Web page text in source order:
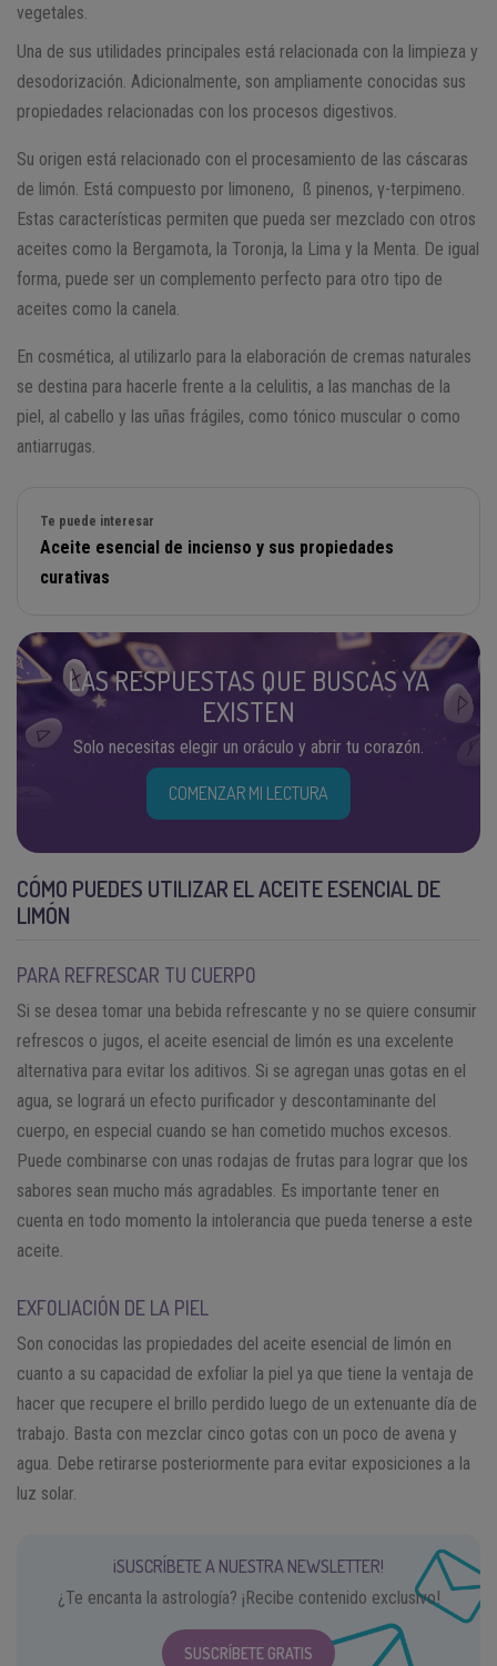
vegetales.
Una de sus utilidades principales está relacionada con la limpieza y
desodorización. Adicionalmente, son ampliamente conocidas sus
propiedades relacionadas con los procesos digestivos.
Su origen está relacionado con el procesamiento de las cáscaras
de limón. Está compuesto por limoneno, ß pinenos, γ-terpimeno.
Estas características permiten que pueda ser mezclado con otros
aceites como la Bergamota, la Toronja, la Lima y la Menta. De igual
forma, puede ser un complemento perfecto para otro tipo de
aceites como la canela.
En cosmética, al utilizarlo para la elaboración de cremas naturales
se destina para hacerle frente a la celulitis, a las manchas de la
piel, al cabello y las uñas frágiles, como tónico muscular o como
antiarrugas.
Te puede interesar
Aceite esencial de incienso y sus propiedades
curativas
LAS RESPUESTAS QUE BUSCAS YA
EXISTEN
Solo necesitas elegir un oráculo y abrir tu corazón.
COMENZAR MI LECTURA
CÓMO PUEDES UTILIZAR EL ACEITE ESENCIAL DE
LIMÓN
PARA REFRESCAR TU CUERPO
Si se desea tomar una bebida refrescante y no se quiere consumir
refrescos o jugos, el aceite esencial de limón es una excelente
alternativa para evitar los aditivos. Si se agregan unas gotas en el
agua, se logrará un efecto purificador y descontaminante del
cuerpo, en especial cuando se han cometido muchos excesos.
Puede combinarse con unas rodajas de frutas para lograr que los
sabores sean mucho más agradables. Es importante tener en
cuenta en todo momento la intolerancia que pueda tenerse a este
aceite.
EXFOLIACIÓN DE LA PIEL
Son conocidas las propiedades del aceite esencial de limón en
cuanto a su capacidad de exfoliar la piel ya que tiene la ventaja de
hacer que recupere el brillo perdido luego de un extenuante día de
trabajo. Basta con mezclar cinco gotas con un poco de avena y
agua. Debe retirarse posteriormente para evitar exposiciones a la
luz solar.
¡SUSCRÍBETE A NUESTRA NEWSLETTER!
¿Te encanta la astrología? ¡Recibe contenido exclusivo!
SUSCRÍBETE GRATIS